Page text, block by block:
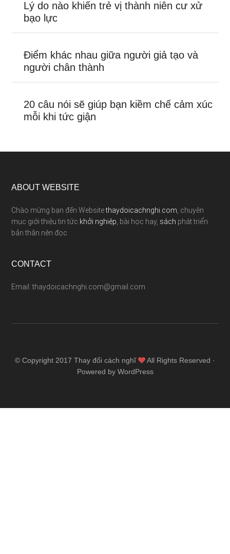
Lý do nào khiến trẻ vị thành niên cư xử
bạo lực
Điểm khác nhau giữa người giả tạo và
người chân thành
20 câu nói sẽ giúp bạn kiềm chế cảm xúc
mỗi khi tức giận
ABOUT WEBSITE
Chào mừng bạn đến Websitethaydoicachnghi.com , chuyên
mục giới thiệu tin tức khởi nghiệp , bài học hay, sách phát triển
bản thân nên đọc
CONTACT
Email: thaydoicachnghi.com@gmail.com
© Copyright 2017 Thay đổi cách nghĩ
All Rights Reserved ·
Powered by WordPress